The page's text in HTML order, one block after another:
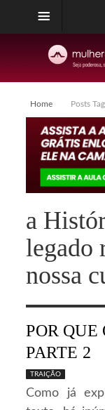
Home Posts
a
legado
nossa
POR QUE
PARTE 2
TRAIÇÃO
Como já